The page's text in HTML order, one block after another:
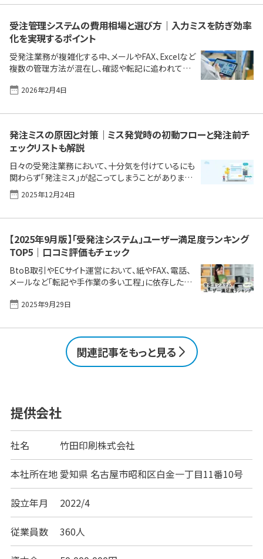
受注管理システムの費用相場と選び方｜入力ミスを防ぎ効率
化を実現するポイント
受発注業務が複雑化する中、メールやFAX、Excelなど
複数の管理方法が混在し、確認や転記に追われてい
さなミスが、取引先からの信頼低下や失注のような大
じつつも、「どこに問題があるのか整理できていない」
踏み出せずにいる中小企業も多いのではないでしょう
か。本記事では、受発注業務のよくある悩みを整理し、
自社に合った管理方法を考えるためのポイントを分か
りやすく解説します。 【この記事で分かること】 受発注
DXを実現する主な方法と費用相場 データ化の運用
前に [&hellip;]
2026年2月4日
発注ミスの原因と対策｜ミス発覚時の初動フローと発注前チ
ェックリストも解説
日々の受発注業務において、十分気を付けているにも
関わらず「発注ミス」が起こってしまうことがあります。
特に繁忙期や人手不足のときはヒューマンエラーが
発生する可能性が高くなります。発注ミスは、金銭的、
注ミスが発生してしまう主な原因を改めて確認し、ミ
スが起きた際の初動対応フロー、今日から使える発注
前チェックリスト、そして根本的な再発防止につなが
る受発注システムの活用ポイントまで具体的に解説し
ます。 機能で比較「受発注システム」おすすめ製品一
注システム製品 [&hellip;]
2025年12月24日
【2025年9月版】「受発注システム」ユーザー満足度ランキング
TOP5｜口コミ評価もチェック
BtoB取引やECサイト運営において、紙やFAX、電話、
メールなど「転記や手作業の多い工程」に依存した受
務効率化の大きなボトルネックとなっています。こうし
るのが受発注システムです。 しかし、市場には多様な
製品があり、どのシステムが自社の取引形態や規模に
最適なのか、選定に悩む企業も少なくありません。 本
記事では、実際にシステムを導入・利用しているユー
価を参考に、 [&hellip;]
2025年9月29日
関連記事をもっと見る
提供会社
社名 竹田印刷株式会社
本社所在地 愛知県 名古屋市昭和区白金一丁目11番10号
設立年月 2022/4
従業員数 360人